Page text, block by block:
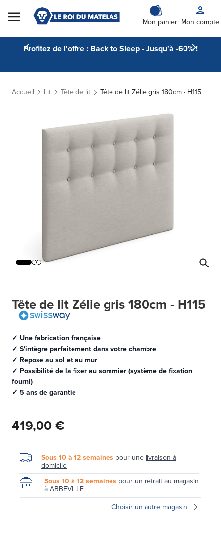
Skip to Content
Mon panier Mon compte
Profitez de l'offre : Back to Sleep - Jusqu'à -60% !
Accueil Lit Tête de lit Tête de lit Zélie gris 180cm - H115
Tête de lit Zélie gris 180cm - H115
✓ Une fabrication française
✓ S'intègre parfaitement dans votre chambre
✓ Repose au sol et au mur
✓ Possibilité de la fixer au sommier (système de fixation
fourni)
✓ 5 ans de garantie
419,00 €
Sous 10 à 12 semaines pour une livraison à
domicile
Sous 10 à 12 semaines pour un retrait au magasin
à ABBEVILLE
Choisir un autre magasin